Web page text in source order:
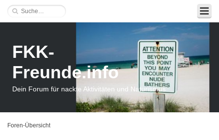
FKK-
Freunde.info
Dein Forum für nackte Aktivitäten und Naturismus
Foren-Übersicht